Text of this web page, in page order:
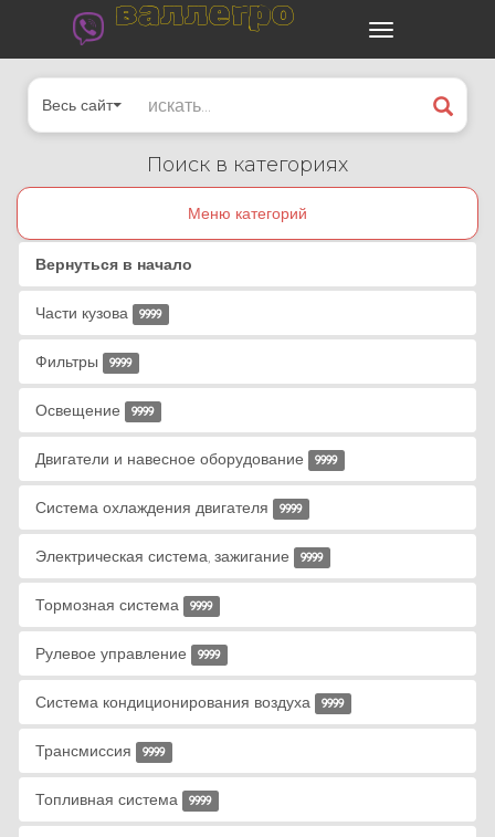
валлегро
Весь сайт
Поиск в категориях
Меню категорий
Вернуться в начало
Части кузова 9999
Фильтры 9999
Освещение 9999
Двигатели и навесное оборудование 9999
Система охлаждения двигателя 9999
Электрическая система, зажигание 9999
Тормозная система 9999
Рулевое управление 9999
Система кондиционирования воздуха 9999
Трансмиссия 9999
Топливная система 9999